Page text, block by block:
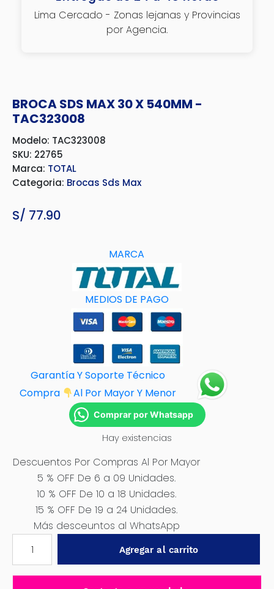
Lima Cercado - Zonas lejanas y Provincias
por Agencia.
BROCA SDS MAX 30 X 540MM -
TAC323008
Modelo: TAC323008
SKU: 22765
Marca: TOTAL
Categoria: Brocas Sds Max
S/ 77.90
MARCA
MEDIOS DE PAGO
Garantía Y Soporte Técnico
Compra
Al Por Mayor Y Menor
Comprar por Whatsapp
Hay existencias
Descuentos Por Compras Al Por Mayor
5 % OFF De 6 a 09 Unidades.
10 % OFF De 10 a 18 Unidades.
15 % OFF De 19 a 24 Unidades.
Más desceuntos al WhatsApp
MAX
Agregar al carrito